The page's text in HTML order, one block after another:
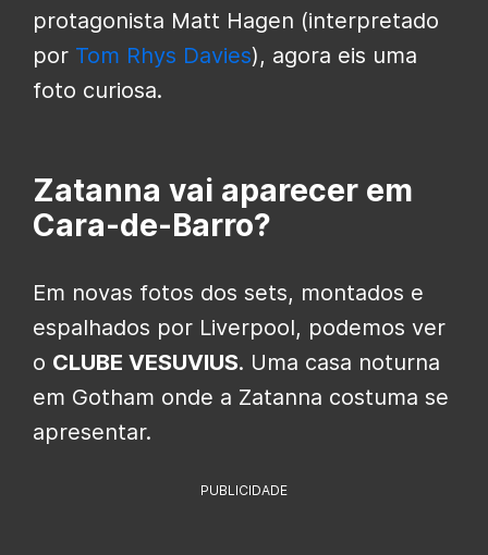
protagonista Matt Hagen (interpretado
por Tom Rhys Davies), agora eis uma
foto curiosa.
Zatanna vai aparecer em
Cara-de-Barro?
Em novas fotos dos sets, montados e
espalhados por Liverpool, podemos ver
o CLUBE VESUVIUS. Uma casa noturna
em Gotham onde a Zatanna costuma se
apresentar.
PUBLICIDADE